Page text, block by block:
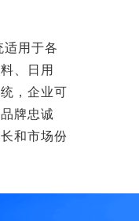
适用于各
、日用
，企业可
牌忠诚
和市场份